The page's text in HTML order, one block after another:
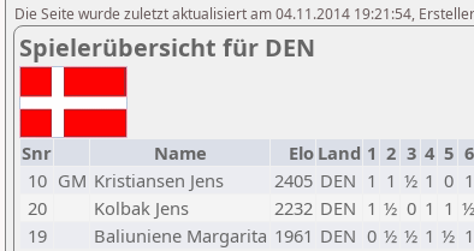
Die Seite wurde zuletzt aktualisiert am 04.11.2014 19:21:54,
Spielerübersicht für DEN
Snr Name Elo Land 1 2 3 4 5 6
10 GM Kristiansen Jens 2405 DEN 1 1 ½ 1 0 1
20
Kolbak Jens 2232 DEN 1 ½ 0 1 1 ½
19
Baliuniene Margarita 1961 DEN 0 ½ ½ 1 ½ 1